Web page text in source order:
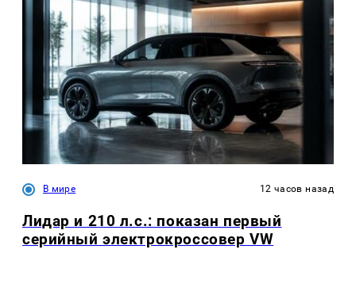
В мире 12 часов назад
Лидар и 210 л.с.: показан первый
серийный электрокроссовер VW